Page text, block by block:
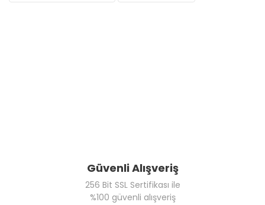
Güvenli Alışveriş
256 Bit SSL Sertifikası ile
%100 güvenli alışveriş